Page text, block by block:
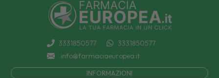
3331850577
3331850577
info@farmaciaeuropea.it
INFORMAZIONI